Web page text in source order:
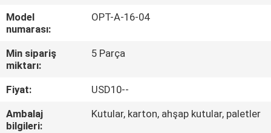
FABRIKA
KALITE
KONTROL
Model
numarası:
OPT-A-16-04
Min sipariş
miktarı:
5 Parça
Fiyat:
USD10--
Ambalaj
bilgileri:
Kutular, karton, ahşap kutular, paletler